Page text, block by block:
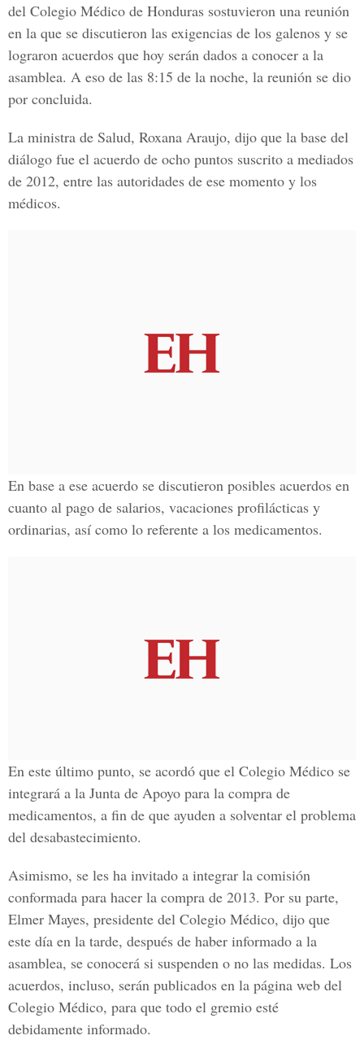
del Colegio Médico de Honduras sostuvieron una reunión
en la que se discutieron las exigencias de los galenos y se
lograron acuerdos que hoy serán dados a conocer a la
asamblea. A eso de las 8:15 de la noche, la reunión se dio
por concluida.
La ministra de Salud, Roxana Araujo, dijo que la base del
diálogo fue el acuerdo de ocho puntos suscrito a mediados
de 2012, entre las autoridades de ese momento y los
médicos.
En base a ese acuerdo se discutieron posibles acuerdos en
cuanto al pago de salarios, vacaciones profilácticas y
ordinarias, así como lo referente a los medicamentos.
En este último punto, se acordó que el Colegio Médico se
integrará a la Junta de Apoyo para la compra de
medicamentos, a fin de que ayuden a solventar el problema
del desabastecimiento.
Asimismo, se les ha invitado a integrar la comisión
conformada para hacer la compra de 2013. Por su parte,
Elmer Mayes, presidente del Colegio Médico, dijo que
este día en la tarde, después de haber informado a la
asamblea, se conocerá si suspenden o no las medidas. Los
acuerdos, incluso, serán publicados en la página web del
Colegio Médico, para que todo el gremio esté
debidamente informado.